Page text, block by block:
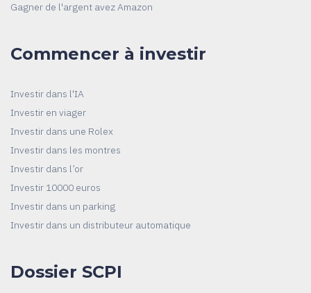
Gagner de l'argent avez Amazon
Commencer à investir
Investir dans l'IA
Investir en viager
Investir dans une Rolex
Investir dans les montres
Investir dans l’or
Investir 10000 euros
Investir dans un parking
Investir dans un distributeur automatique
Dossier SCPI